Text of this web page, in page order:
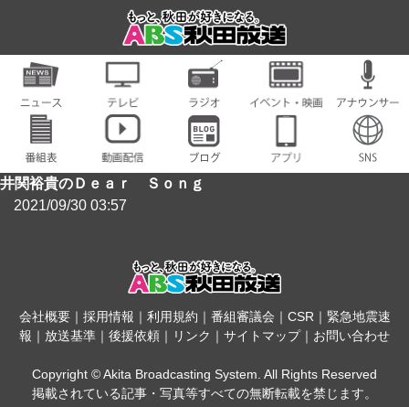
井関裕貴のＤｅａｒ Ｓｏｎｇ
2021/09/30 03:57
会社概要｜ 採用情報 ｜ 利用規約 ｜ 番組審議会 ｜ CSR｜ 緊急地震速
報 ｜ 放送基準 ｜ 後援依頼 ｜ リンク ｜ サイトマップ｜ お問い合わせ
Copyright © Akita Broadcasting System. All Rights Reserved
掲載されている記事・写真等すべての無断転載を禁じます。